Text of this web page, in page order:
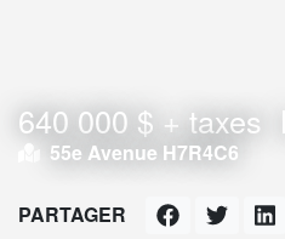
640 000 $ + taxes
55e Avenue H7R4C6
PARTAGER